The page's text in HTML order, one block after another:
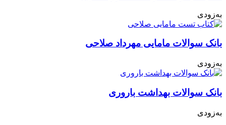
به‌زودی
بانک سوالات مامایی مهرداد صلاحی
به‌زودی
بانک سوالات بهداشت باروری
به‌زودی